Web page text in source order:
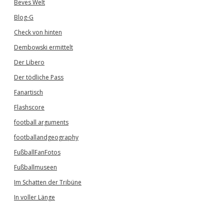
Beves Welt
Blog-G
Check von hinten
Dembowski ermittelt
Der Libero
Der tödliche Pass
Fanartisch
Flashscore
football arguments
footballandgeography
FußballFanFotos
Fußballmuseen
Im Schatten der Tribüne
In voller Länge